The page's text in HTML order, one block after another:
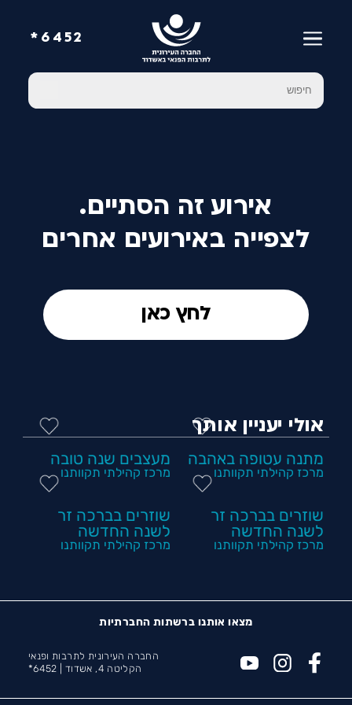
6452*
אירוע זה הסתיים.
לצפייה באירועים אחרים
לחץ כאן
אולי יעניין אותך
מתנה עטופה באהבה
מרכז קהילתי תקוותנו
מעצבים שנה טובה
מרכז קהילתי תקוותנו
שוזרים בברכה זר
לשנה החדשה
מרכז קהילתי תקוותנו
שוזרים בברכה זר
לשנה החדשה
מרכז קהילתי תקוותנו
מצאו אותנו ברשתות החברתיות
החברה העירונית לתרבות ופנאי
הקליטה 4, אשדוד |
6452*